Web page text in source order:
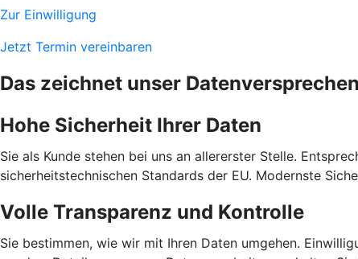
Zur Einwilligung
Jetzt Termin vereinbaren
Das zeichnet unser
Hohe Sicherheit Ihrer Daten
Sie als Kunde stehen bei uns an allererster Stelle.
sicherheitstechnischen Standards der EU. Modernste
Volle Transparenz und Kontrolle
Sie bestimmen, wie wir mit Ihren Daten umgehen.